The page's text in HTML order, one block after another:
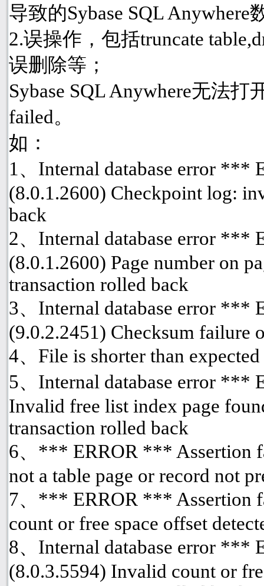
导致的Sybase SQL
2.误操作，包括truncate
误删除等；
Sybase SQL Anywhere无法
failed。
如：
1、Internal database error ***
(8.0.1.2600) Checkpoint log:
back
2、Internal database error ***
(8.0.1.2600) Page number on
transaction rolled back
3、Internal database error ***
(9.0.2.2451) Checksum failure
4、File is shorter than expected
5、Internal database error ***
Invalid free list index page
transaction rolled back
6、*** ERROR *** Assertion
not a table page or record not
7、*** ERROR *** Assertion
count or free space offset
8、Internal database error ***
(8.0.3.5594) Invalid count or